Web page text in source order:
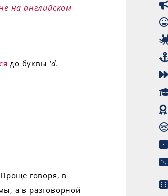
на английском
до буквы ‘d.
говоря, в
а в разговорной